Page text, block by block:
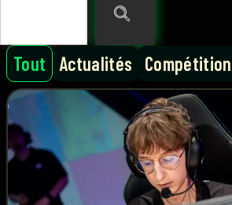
Actualités
Tout